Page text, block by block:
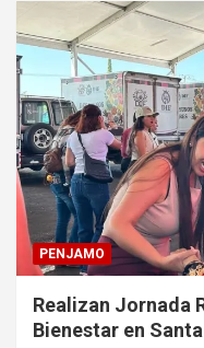
PENJAMO
Realizan Jornada
Bienestar en